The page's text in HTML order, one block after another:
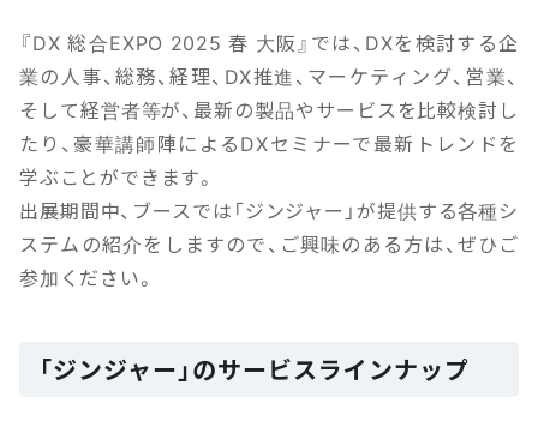
『DX 総合EXPO 2025 春 大阪』では、DXを検討する企
業の人事、総務、経理、DX推進、マーケティング、営業、
そして経営者等が、最新の製品やサービスを比較検討し
たり、豪華講師陣によるDXセミナーで最新トレンドを
学ぶことができます。
出展期間中、ブースでは「ジンジャー」が提供する各種シ
ステムの紹介をしますので、ご興味のある方は、ぜひご
参加ください。
「ジンジャー」のサービスラインナップ